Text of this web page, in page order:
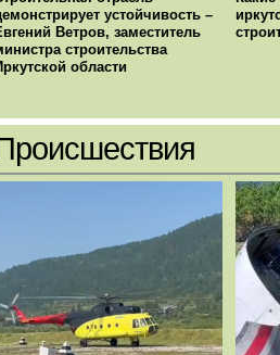
устойчивость –
Ветров, заместитель
строительства
области